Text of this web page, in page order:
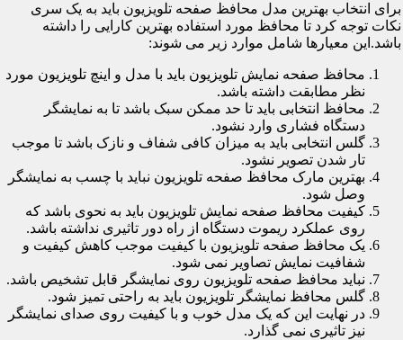
برای انتخاب بهترین مدل محافظ صفحه تلویزیون باید به یک سری
نکات توجه کرد تا محافظ مورد استفاده بهترین کارایی را داشته
باشد.این معیارها شامل موارد زیر می شوند:
محافظ صفحه نمایش تلویزیون باید با مدل و اینچ تلویزیون مورد
نظر مطابقت داشته باشد.
محافظ انتخابی باید تا حد ممکن سبک باشد تا به نمایشگر
دستگاه فشاری وارد نشود.
گلس انتخابی باید به میزان کافی شفاف و نازک باشد تا موجب
تار شدن تصویر نشود.
بهترین مارک محافظ صفحه تلویزیون نباید با چسب به نمایشگر
وصل شود.
کیفیت محافظ صفحه نمایش تلویزیون باید به نحوی باشد که
روی عملکرد ریموت دستگاه از راه دور تاثیری نداشته باشد.
یک محافظ صفحه تلویزیون با کیفیت موجب کاهش کیفیت و
شفافیت نمایش تصاویر نمی شود.
نباید محافظ صفحه تلویزیون روی نمایشگر قابل تشخیص باشد.
گلس محافظ نمایشگر تلویزیون باید به راحتی تمیز شود.
در نهایت این که یک مدل خوب و با کیفیت روی صدای نمایشگر
نیز تاثیری نمی گذارد.